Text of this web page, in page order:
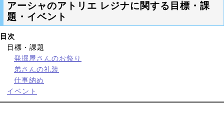
アーシャのアトリエ レジナに関する目標・課
題・イベント
目次
目標・課題
発掘屋さんのお祭り
弟さんの礼装
仕事納め
イベント